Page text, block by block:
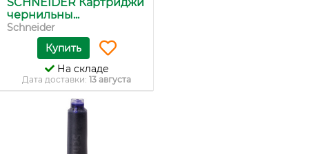
чернильны...
Schneider
Купить
На складе
Дата доставки: 13 августа